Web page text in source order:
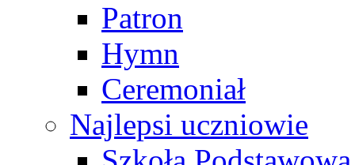
Patron
Hymn
Ceremoniał
Najlepsi uczniowie